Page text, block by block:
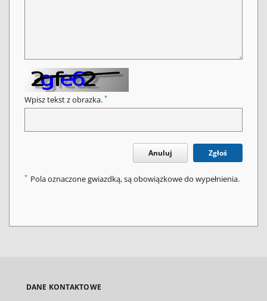
Wpisz tekst z obrazka. *
Anuluj Zgłoś
* Pola oznaczone gwiazdką, są obowiązkowe do wypełnienia.
DANE KONTAKTOWE